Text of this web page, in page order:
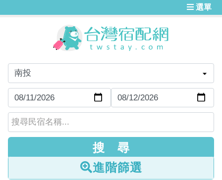
選單
進階篩選